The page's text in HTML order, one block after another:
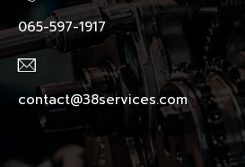
065-597-1917
contact@38services.com